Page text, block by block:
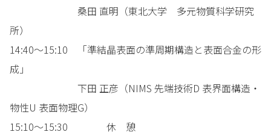
桑田 直明（東北大学 多元物質科学研究
所）
14:40～15:10 「準結晶表面の準周期構造と表面合金の形
成」
下田 正彦（NIMS 先端技術D 表界面構造・
物性U 表面物理G）
15:10～15:30 休 憩